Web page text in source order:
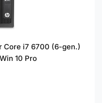
Core i7 6700 (6-gen.)
10 Pro